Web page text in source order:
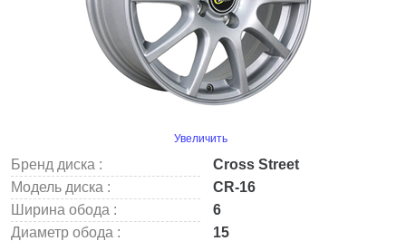
Увеличить
Бренд диска :
Cross Street
Модель диска :
CR-16
Ширина обода :
6
Диаметр обода :
15